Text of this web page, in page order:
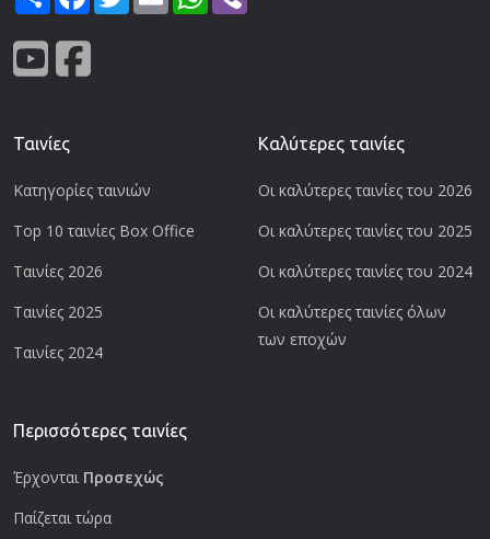
Ταινίες
Κατηγορίες ταινιών
Top 10 ταινίες Box Office
Ταινίες 2026
Ταινίες 2025
Ταινίες 2024
Καλύτερες ταινίες
Οι καλύτερες ταινίες του 2026
Οι καλύτερες ταινίες του 2025
Οι καλύτερες ταινίες του 2024
Οι καλύτερες ταινίες όλων
των εποχών
Περισσότερες ταινίες
Έρχονται Προσεχώς
Παίζεται τώρα